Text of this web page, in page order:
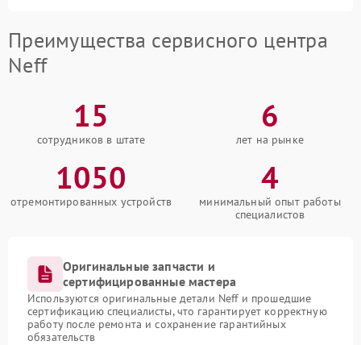
Преимущества сервисного центра
Neff
15
сотрудников в штате
6
лет на рынке
1050
отремонтированных устройств
4
минимальный опыт работы
специалистов
Оригинальные запчасти и
сертифицированные мастера
Используются оригинальные детали Neff и прошедшие
сертификацию специалисты, что гарантирует корректную
работу после ремонта и сохранение гарантийных
обязательств